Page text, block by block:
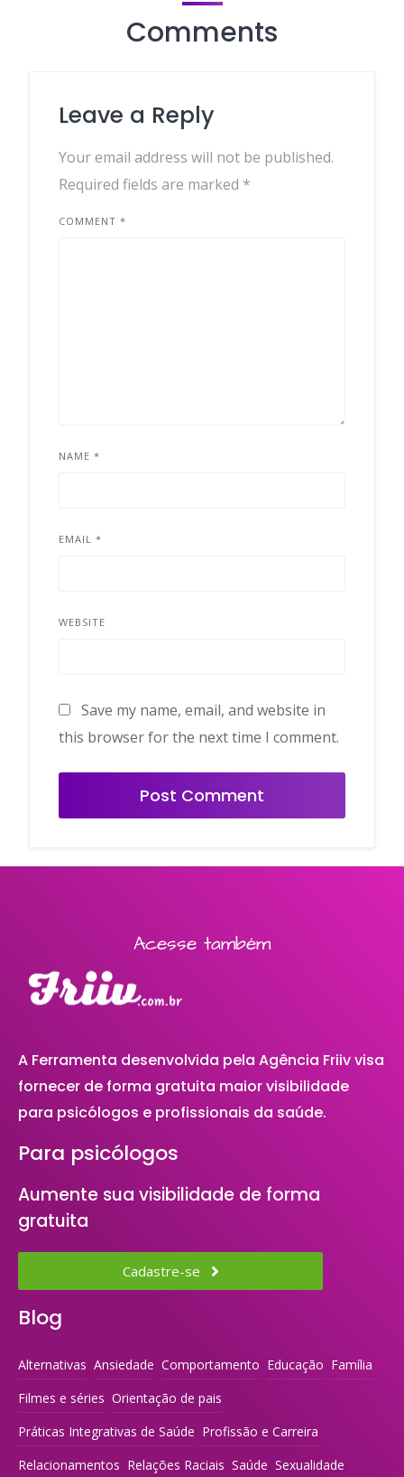
Comments
Leave a Reply
Your email address will not be published.
Required fields are marked *
COMMENT *
NAME *
EMAIL *
WEBSITE
Save my name, email, and website in
this browser for the next time I comment.
Acesse também
A Ferramenta desenvolvida pela Agência Friiv visa
fornecer de forma gratuita maior visibilidade
para psicólogos e profissionais da saúde.
Para psicólogos
Aumente sua visibilidade de forma
gratuita
Cadastre-se
Blog
Alternativas Ansiedade Comportamento Educação Família
Filmes e séries Orientação de pais
Práticas Integrativas de Saúde Profissão e Carreira
Relacionamentos Relações Raciais Saúde Sexualidade